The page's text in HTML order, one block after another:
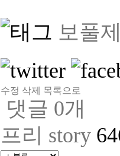
보풀
수정 삭제 목록으로
댓글 0개
프리 story